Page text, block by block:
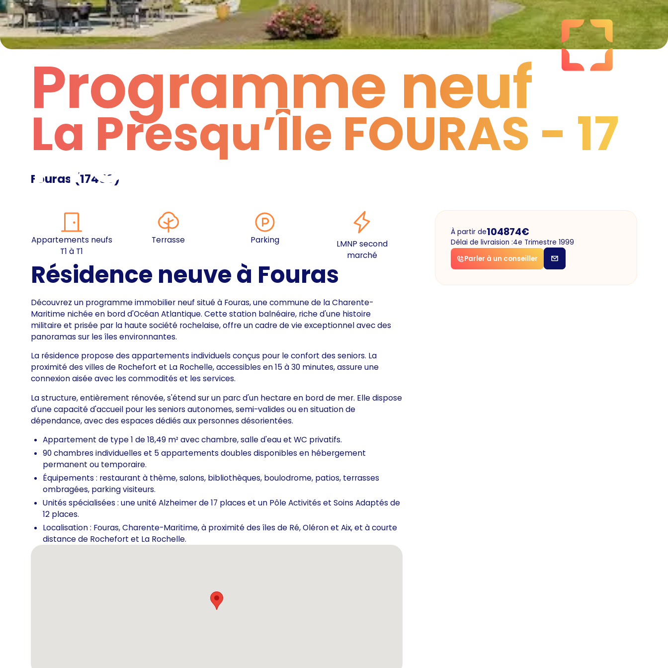
Programme neuf
Programme neuf
La Presqu’Île FOURAS - 17
Fouras (17450 )
Appartements neufs
T1 à T1
Terrasse Parking
LMNP second
marché
Résidence neuve à Fouras
Découvrez un programme immobilier neuf situé à Fouras, une commune de la Charente-
Maritime nichée en bord d'Océan Atlantique. Cette station balnéaire, riche d'une histoire
militaire et prisée par la haute société rochelaise, offre un cadre de vie exceptionnel avec des
panoramas sur les îles environnantes.
La résidence propose des appartements individuels conçus pour le confort des seniors. La
proximité des villes de Rochefort et La Rochelle, accessibles en 15 à 30 minutes, assure une
connexion aisée avec les commodités et les services.
La structure, entièrement rénovée, s'étend sur un parc d'un hectare en bord de mer. Elle dispose
d'une capacité d'accueil pour les seniors autonomes, semi-valides ou en situation de
dépendance, avec des espaces dédiés aux personnes désorientées.
Appartement de type 1 de 18,49 m² avec chambre, salle d'eau et WC privatifs.
90 chambres individuelles et 5 appartements doubles disponibles en hébergement
permanent ou temporaire.
Équipements : restaurant à thème, salons, bibliothèques, boulodrome, patios, terrasses
ombragées, parking visiteurs.
Unités spécialisées : une unité Alzheimer de 17 places et un Pôle Activités et Soins Adaptés de
12 places.
Localisation : Fouras, Charente-Maritime, à proximité des îles de Ré, Oléron et Aix, et à courte
distance de Rochefort et La Rochelle.
À partir de104874€
Délai de livraision :4e Trimestre 1999
Parler à un conseiller